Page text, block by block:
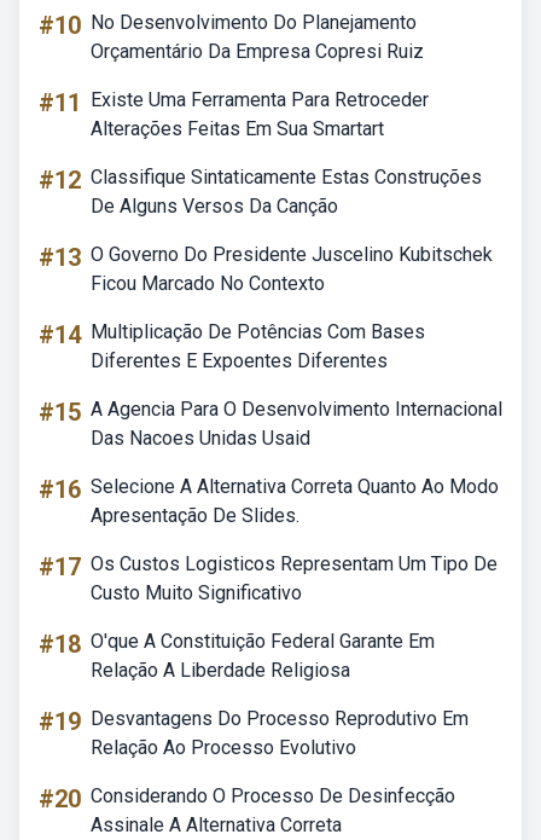
#10 No Desenvolvimento Do Planejamento
Orçamentário Da Empresa Copresi Ruiz
#11
Existe Uma Ferramenta Para Retroceder
Alterações Feitas Em Sua Smartart
#12 Classifique Sintaticamente Estas Construções
De Alguns Versos Da Canção
#13 O Governo Do Presidente Juscelino Kubitschek
Ficou Marcado No Contexto
#14 Multiplicação De Potências Com Bases
Diferentes E Expoentes Diferentes
#15 A Agencia Para O Desenvolvimento Internacional
Das Nacoes Unidas Usaid
#16 Selecione A Alternativa Correta Quanto Ao Modo
Apresentação De Slides.
#17 Os Custos Logisticos Representam Um Tipo De
Custo Muito Significativo
#18 O'que A Constituição Federal Garante Em
Relação A Liberdade Religiosa
#19 Desvantagens Do Processo Reprodutivo Em
Relação Ao Processo Evolutivo
#20 Considerando O Processo De Desinfecção
Assinale A Alternativa Correta